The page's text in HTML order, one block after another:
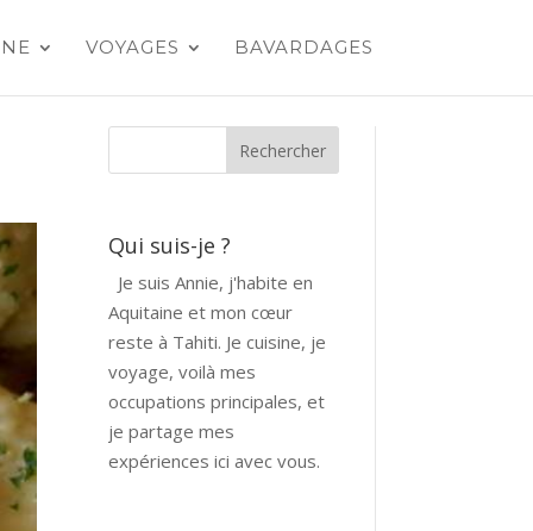
VOYAGES BAVARDAGES
Qui suis-je ?
Je suis Annie, j'habite en
Aquitaine et mon cœur
reste à Tahiti. Je cuisine, je
voyage, voilà mes
occupations principales, et
je partage mes
expériences ici avec vous.